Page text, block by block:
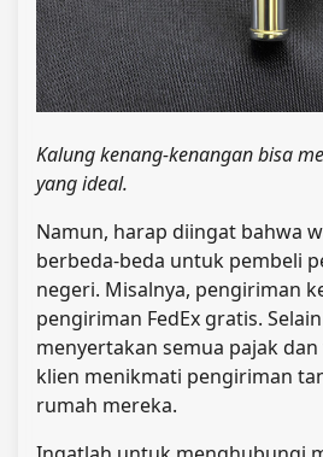
Kalung kenang-kenangan bisa
yang ideal.
Namun, harap diingat bahwa
berbeda-beda untuk pembeli
negeri. Misalnya, pengiriman
pengiriman FedEx gratis.
menyertakan semua pajakdan
klien menikmati pengiriman
rumah mereka.